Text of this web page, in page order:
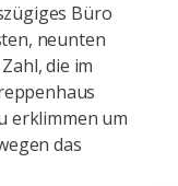
Büro
neunten
die im
erklimmen um
das